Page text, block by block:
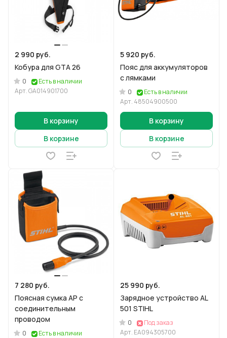
2 990 руб.
Кобура для GTA 26
0
Есть в наличии
Арт.GA014901700
В корзину
В корзине
5 920 руб.
Пояс для аккумуляторов
с лямками
0
Есть в наличии
Арт. 48504900500
В корзину
В корзине
7 280 руб.
Поясная сумка AP с
соединительным
проводом
0
Есть в наличии
25 990 руб.
Зарядное устройство AL
501 STIHL
0
Под заказ
Арт. EA094305700